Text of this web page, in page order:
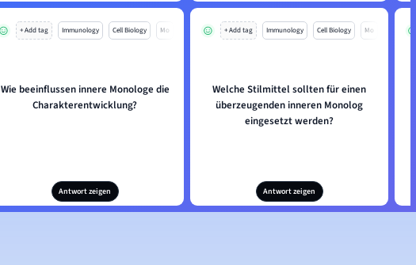
+ Add tag Immunology Cell Biology Mo
Wie beeinflussen innere Monologe die
Charakterentwicklung?
Antwort zeigen
+ Add tag Immunology Cell Biology Mo
Welche Stilmittel sollten für einen
überzeugenden inneren Monolog
eingesetzt werden?
Antwort zeigen